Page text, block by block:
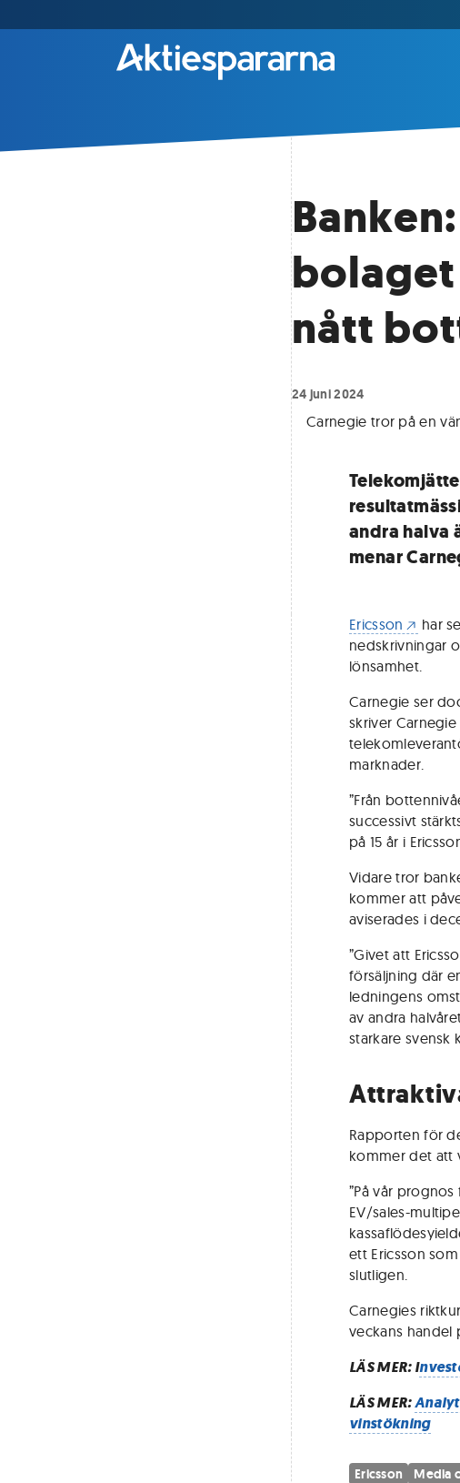
nått
24 juni 2024
Carnegie tror på en
andra halva
menar
Ericsson
har
nedskrivningar
lönsamhet.
Carnegie ser
skriver
marknader.
”Från
successivt
på 15 år i
Vidare tror
kommer att
aviserades i
”Givet att
försäljning där
ledningens
av andra
starkare svensk
Rapporten för
kommer det att
”På vår
EV/sales-
ett Ericsson
slutligen.
Carnegies
veckans handel
LÄS MER: I
LÄS MER:
vinstökning
Ericsson Media